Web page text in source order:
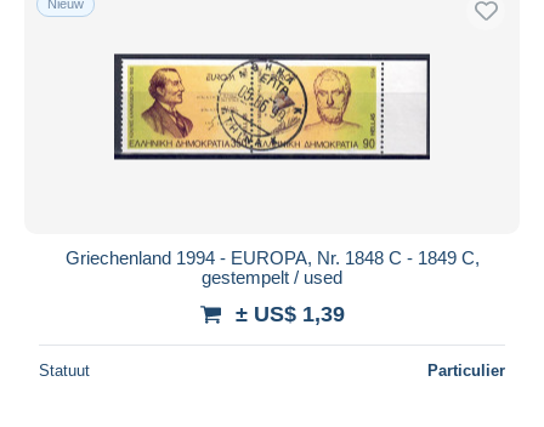
Nieuw
Griechenland 1994 - EUROPA, Nr. 1848 C - 1849 C,
gestempelt / used
± US$ 1,39
Statuut Particulier